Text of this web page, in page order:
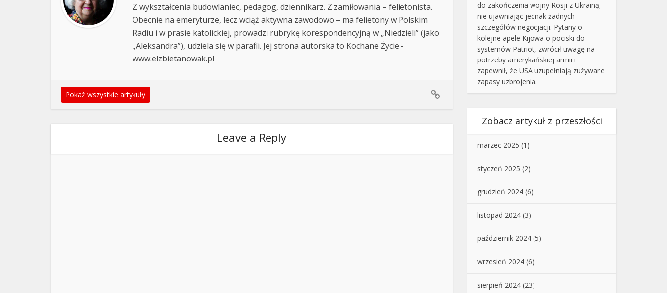
Z wykształcenia budowlaniec, pedagog, dziennikarz. Z zamiłowania – felietonista.
Obecnie na emeryturze, lecz wciąż aktywna zawodowo – ma felietony w Polskim
Radiu i w prasie katolickiej, prowadzi rubrykę korespondencyjną w „Niedzieli” (jako
„Aleksandra”), udziela się w parafii. Jej strona autorska to Kochane Życie -
www.elzbietanowak.pl
Pokaż wszystkie artykuły
Leave a Reply
do zakończenia wojny Rosji z Ukrainą,
nie ujawniając jednak żadnych
szczegółów negocjacji. Pytany o
kolejne apele Kijowa o pociski do
systemów Patriot, zwrócił uwagę na
potrzeby amerykańskiej armii i
zapewnił, że USA uzupełniają zużywane
zapasy uzbrojenia.
Zobacz artykuł z przeszłości
marzec 2025 (1)
styczeń 2025 (2)
grudzień 2024 (6)
listopad 2024 (3)
październik 2024 (5)
wrzesień 2024 (6)
sierpień 2024 (23)